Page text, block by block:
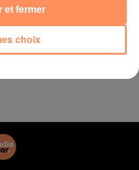
invité de
soirée danse et set
choix
et fermer